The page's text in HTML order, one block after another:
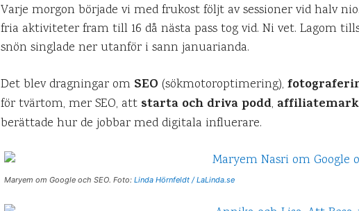
Varje morgon började vi med frukost följt av sessioner vid halv
fria aktiviteter fram till 16 då nästa pass tog vid. Ni vet. Lagom
snön singlade ner utanför i sann januarianda.
Det blev dragningar om SEO (sökmotoroptimering),
för tvärtom, mer SEO, att starta och driva podd,
berättade hur de jobbar med digitala influerare.
Maryem om Google och SEO. Foto: Linda Hörnfeldt / LaLinda.se